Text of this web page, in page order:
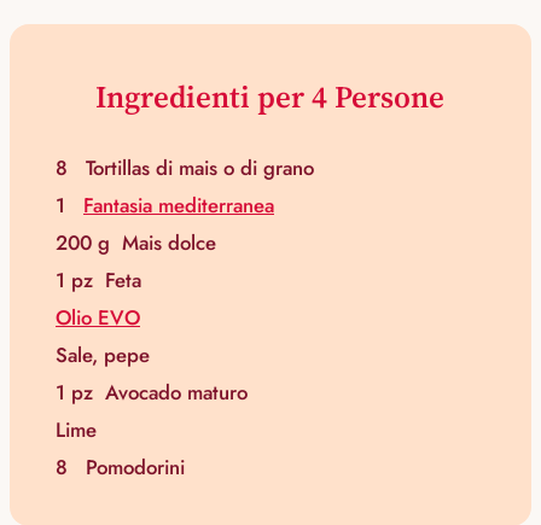
Ingredienti per 4 Persone
8
Tortillas di mais o di grano
1
Fantasia mediterranea
200 g Mais dolce
1 pz Feta
Olio EVO
Sale, pepe
1 pz Avocado maturo
Lime
8
Pomodorini